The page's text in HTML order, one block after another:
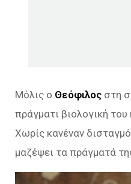
Μόλις ο Θεόφιλος στη
πράγματι βιολογική
Χωρίς κανέναν
μαζέψει τα πράγματά